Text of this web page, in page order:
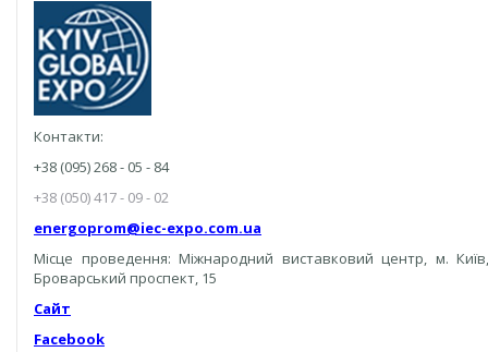
Контакти:
+38 (095) 268 - 05 - 84
+38 (050) 417 - 09 - 02
energoprom@iec-expo.com.ua
Місце проведення: Міжнародний виставковий центр, м. Київ,
Броварський проспект, 15
Сайт
Facebook